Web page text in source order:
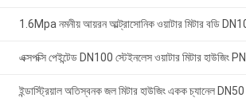
1.6Mpa নমনীয় আয়রন আল্ট্রাসোনিক ওয়াটার মিটার বডি
এক্সপক্সি পেইন্টেড DN100 স্টেইনলেস ওয়াটার মিটার হাউজিং
ইন্ডাস্ট্রিয়াল অতিস্বনক জল মিটার হাউজিং একক চ্যানেল DN50